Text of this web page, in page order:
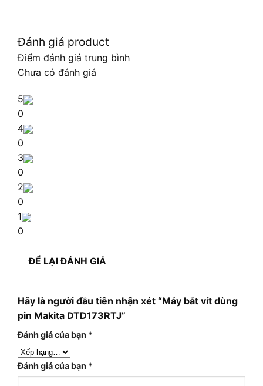
Đánh giá product
Điểm đánh giá trung bình
Chưa có đánh giá
5
0
4
0
3
0
2
0
1
0
ĐỂ LẠI ĐÁNH GIÁ
Hãy là người đầu tiên nhận xét “Máy bắt vít dùng
pin Makita DTD173RTJ”
Đánh giá của bạn *
Đánh giá của bạn *